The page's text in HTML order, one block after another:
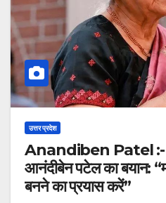
उत्तर प्रदेश
Anandiben Patel :-
आनंदीबेन पटेल का बयान:
बनने का प्रयास करें”